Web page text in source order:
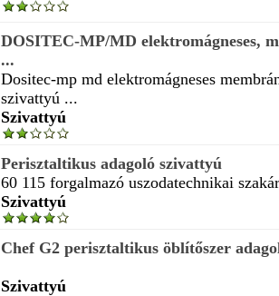
DOSITEC-MP/MD elektromágneses,
...
Dositec-mp md elektromágneses
szivattyú ...
Szivattyú
Perisztaltikus adagoló szivattyú
60 115 forgalmazó uszodatechnikai
Szivattyú
Chef G2 perisztaltikus öblítőszer
Szivattyú